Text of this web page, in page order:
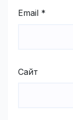
Email *
Сайт